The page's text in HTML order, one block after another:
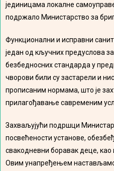
јединицама локалне самоуправе
подржало Министарство за
Функционални и исправни
један од кључних предуслова
безбедносних стандарда у
чворови били су застарели и
прописаним нормама, што је
прилагођавање савременим
Захваљујући подршци
посвећености установе,
свакодневни боравак деце, као
Овим унапређењем